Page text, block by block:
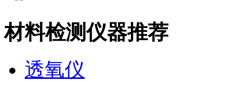
材料检测仪器推荐
透氧仪